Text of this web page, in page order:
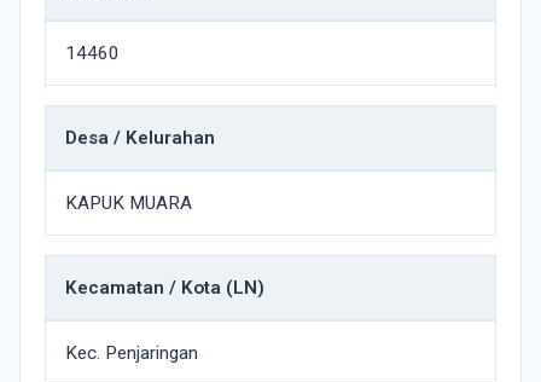
14460
Desa / Kelurahan
KAPUK MUARA
Kecamatan / Kota (LN)
Kec. Penjaringan